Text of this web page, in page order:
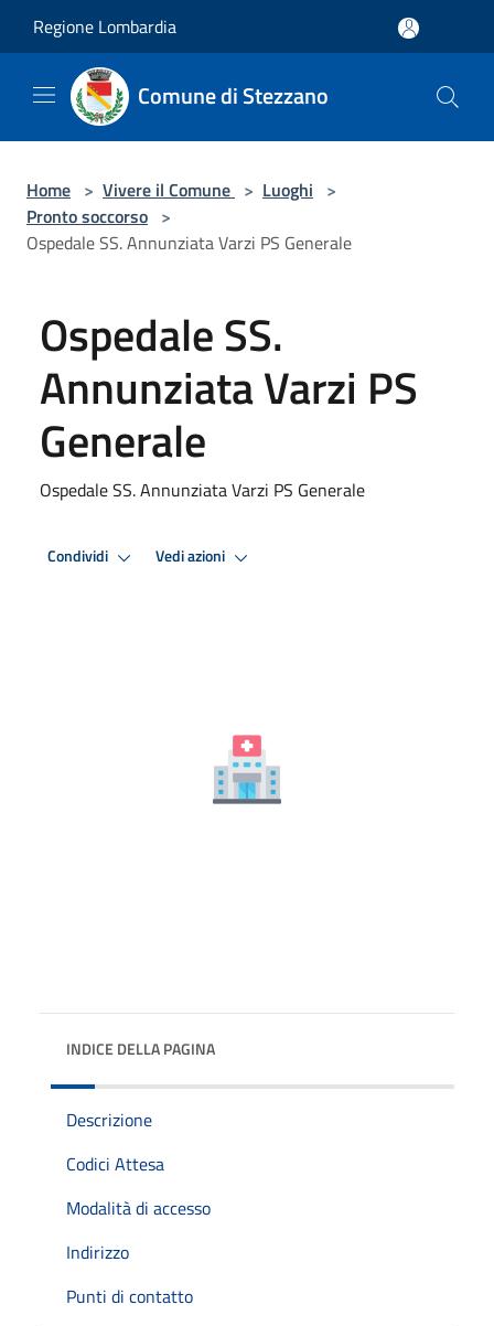
Regione Lombardia
Comune di Stezzano
Home > Vivere il Comune > Luoghi >
Pronto soccorso >
Ospedale SS. Annunziata Varzi PS Generale
Ospedale SS.
Annunziata Varzi PS
Generale
Ospedale SS. Annunziata Varzi PS Generale
Condividi Vedi azioni
INDICE DELLA PAGINA
Descrizione
Codici Attesa
Modalità di accesso
Indirizzo
Punti di contatto